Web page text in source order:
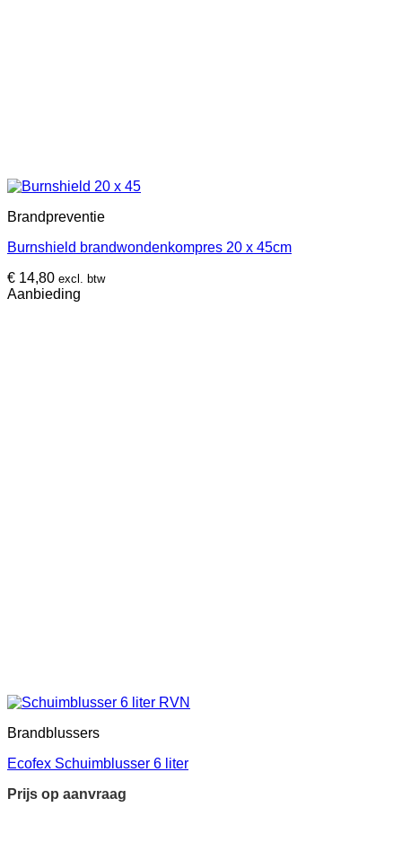
Brandpreventie
Burnshield brandwondenkompres 20 x 45cm
€ 14,80 excl. btw
Aanbieding
Brandblussers
Ecofex Schuimblusser 6 liter
Prijs op aanvraag